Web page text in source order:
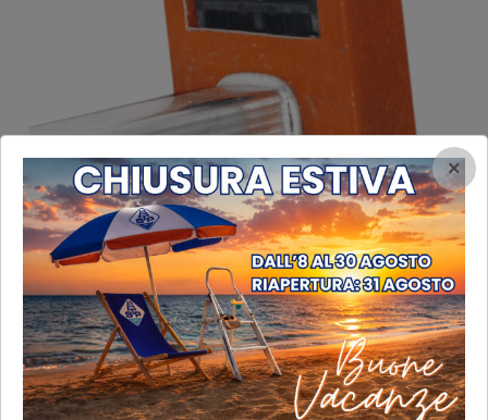
Sezione attacco gradino montante con rinforzo anti-dissesto
Sezione attacco gradino montante con rinforzo anti-dissesto
×